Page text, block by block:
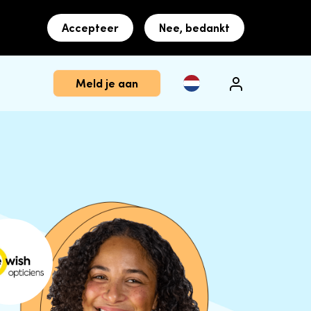
Accepteer Nee, bedankt
Meld je aan